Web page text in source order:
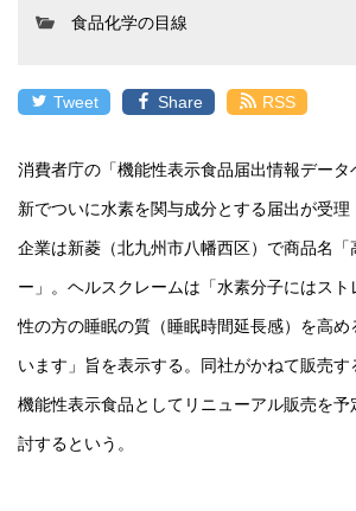
食品化学の目線
Tweet Share RSS
消費者庁の「機能性表示食品届出情報デー
新でついに水素を関与成分とする届出が受理
企業は新菱（北九州市八幡西区）で商品名「
ー」。ヘルスクレームは「水素分子にはス
性の方の睡眠の質（睡眠時間延長感）を高め
います」旨を表示する。同社がかねて販売す
機能性表示食品としてリニューアル販売を予
討するという。